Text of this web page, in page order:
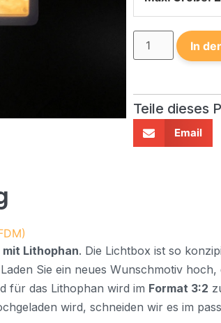
In
Teile dieses
Email
Lithophan. Die Lichtbox ist so
Sie ein neues Wunschmotiv hoch,
für das Lithophan wird im Format 3:2
wird, schneiden wir es im